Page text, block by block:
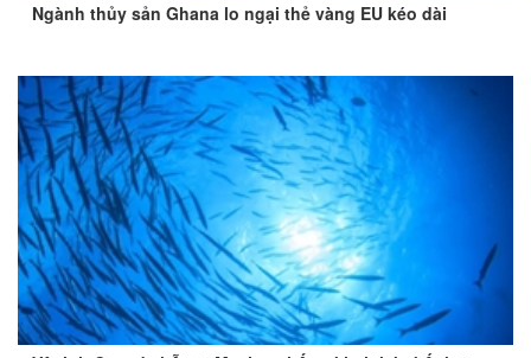
Ngành thủy sản Ghana lo ngại thẻ vàng EU kéo dài